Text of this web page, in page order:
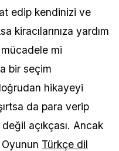
edip kendinizi ve
kiracılarınıza yardım
mi
bir seçim
hikayeyi
da para verip
açıkçası. Ancak
Türkçe dil